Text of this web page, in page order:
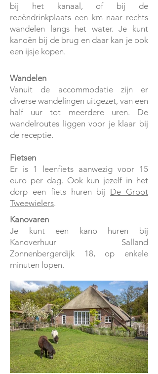
bij het kanaal, of bij de
reeëndrinkplaats een km naar rechts
wandelen langs het water. Je kunt
kanoën bij de brug en daar kan je ook
een ijsje kopen.
Wandelen
Vanuit de accommodatie zijn er
diverse wandelingen uitgezet, van een
half uur tot meerdere uren. De
wandelroutes liggen voor je klaar bij
de receptie.
Fietsen
Er is 1 leenfiets aanwezig voor 15
euro per dag. Ook kun jezelf in het
dorp een fiets huren bij De Groot
Tweewielers.
​Kanovaren
Je kunt een kano huren bij
Kanoverhuur Salland
Zonnenbergerdijk 18, op enkele
minuten lopen.